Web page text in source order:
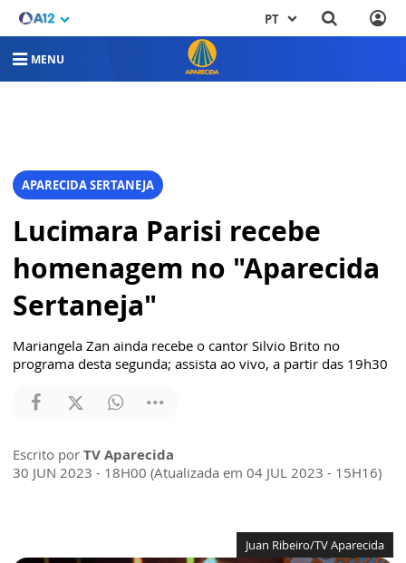
PT
MENU
APARECIDA SERTANEJA
Lucimara Parisi recebe
homenagem no "Aparecida
Sertaneja"
Mariangela Zan ainda recebe o cantor Silvio Brito no
programa desta segunda; assista ao vivo, a partir das 19h30
Escrito por TV Aparecida
30 JUN 2023 - 18H00 (Atualizada em 04 JUL 2023 - 15H16)
Juan Ribeiro/TV Aparecida